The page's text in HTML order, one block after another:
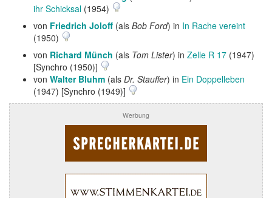
ihr Schicksal (1954)
von Friedrich Joloff (als Bob Ford) in In Rache vereint
(1950)
von Richard Münch (als Tom Lister) in Zelle R 17 (1947)
[Synchro (1950)]
von Walter Bluhm (als Dr. Stauffer) in Ein Doppelleben
(1947) [Synchro (1949)]
Werbung